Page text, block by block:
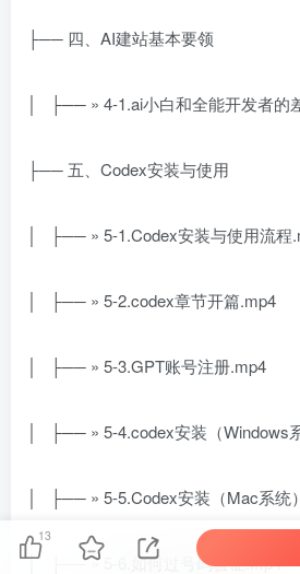
├── 四、AI建站基本要领
│ ├── » 4-1.ai小白和全能开发者的
├── 五、Codex安装与使用
│ ├── » 5-1.Codex安装与使用流程
│ ├── » 5-2.codex章节开篇.mp4
│ ├── » 5-3.GPT账号注册.mp4
│ ├── » 5-4.codex安装（Windows
│ ├── » 5-5.Codex安装（Mac系统
│ ├── » 5-6.如何过号码验证.mp4
13